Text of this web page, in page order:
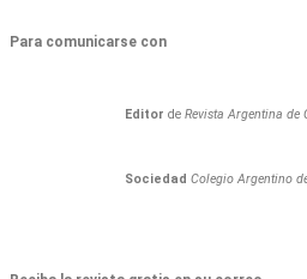
Para comunicarse con
Editor de Revista Argentina
Sociedad Colegio Argentino